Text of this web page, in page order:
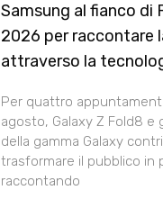
Samsung al fianco di
2026 per raccontare
attraverso la
Per quattro
agosto, Galaxy Z Fold8 e
della gamma Galaxy
trasformare il pubblico in
raccontando